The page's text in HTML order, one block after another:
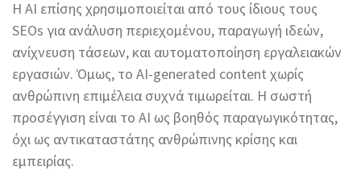
Η AI επίσης χρησιμοποιείται από τους ίδιους τους
SEOs για ανάλυση περιεχομένου, παραγωγή ιδεών,
ανίχνευση τάσεων, και αυτοματοποίηση εργαλειακών
εργασιών. Όμως, το AI-generated content χωρίς
ανθρώπινη επιμέλεια συχνά τιμωρείται. Η σωστή
προσέγγιση είναι το AI ως βοηθός παραγωγικότητας,
όχι ως αντικαταστάτης ανθρώπινης κρίσης και
εμπειρίας.